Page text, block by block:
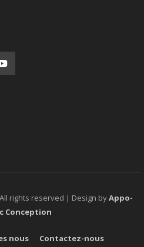
rights reserved | Design byAppo-
Conception
nous Contactez-nous